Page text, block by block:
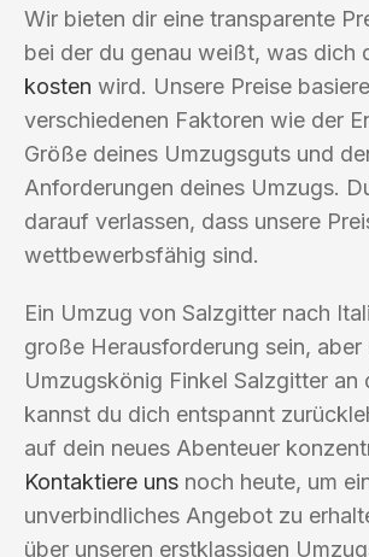
Wir bieten dir eine transparente
bei der du genau weißt, was dich
kosten wird. Unsere Preise
verschiedenen Faktoren wie der
Größe deines Umzugsguts und
Anforderungen deines Umzugs.
darauf verlassen, dass unsere
wettbewerbsfähig sind.
Ein Umzug von Salzgitter nach
große Herausforderung sein, aber
Umzugskönig Finkel Salzgitter an
kannst du dich entspannt
auf dein neues Abenteuer
Kontaktiere uns noch heute, um
unverbindliches Angebot zu
über unseren erstklassigen